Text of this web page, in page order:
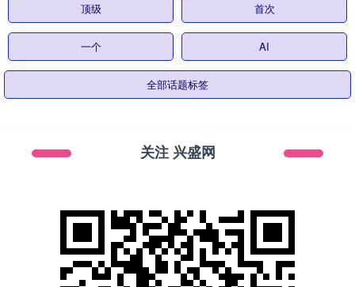
顶级 首次
一个 AI
全部话题标签
关注 兴盛网